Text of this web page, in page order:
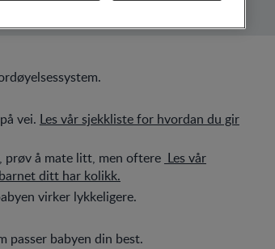
vei. Les vår sjekkliste for hvordan du gir
prøv å mate litt, men oftere Les vår
ditt har kolikk.
virker lykkeligere.
passer babyen din best.